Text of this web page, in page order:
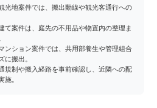
光地案件では、搬出動線や観光客通行への
て案件は、庭先の不用品や物置内の整理ま
ンション案件では、共用部養生や管理組合
に搬出。
規制や搬入経路を事前確認し、近隣への配
施。